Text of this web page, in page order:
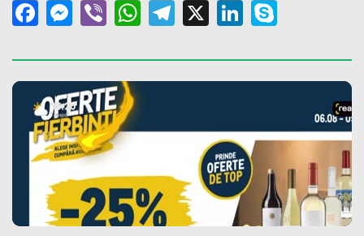
Facebook
Messenger
ViberWhatsApp
Telegram
X LinkedIn